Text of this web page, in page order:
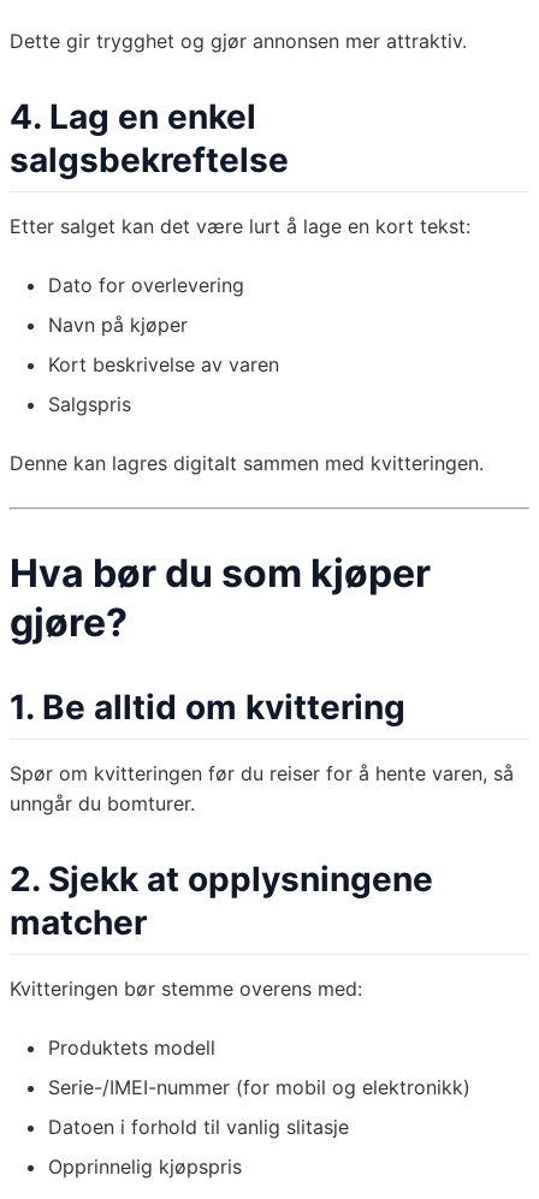
Dette gir trygghet og gjør annonsen mer attraktiv.
4. Lag en enkel
salgsbekreftelse
Etter salget kan det være lurt å lage en kort tekst:
Dato for overlevering
Navn på kjøper
Kort beskrivelse av varen
Salgspris
Denne kan lagres digitalt sammen med kvitteringen.
Hva bør du som kjøper
gjøre?
1. Be alltid om kvittering
Spør om kvitteringen før du reiser for å hente varen, så
unngår du bomturer.
2. Sjekk at opplysningene
matcher
Kvitteringen bør stemme overens med:
Produktets modell
Serie-/IMEI-nummer (for mobil og elektronikk)
Datoen i forhold til vanlig slitasje
Opprinnelig kjøpspris